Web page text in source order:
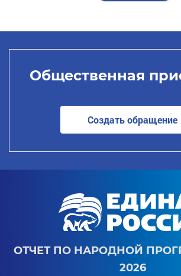
Общественная
Создать обращение
ОТЧЕТ ПО НАРОДНОЙ
2026